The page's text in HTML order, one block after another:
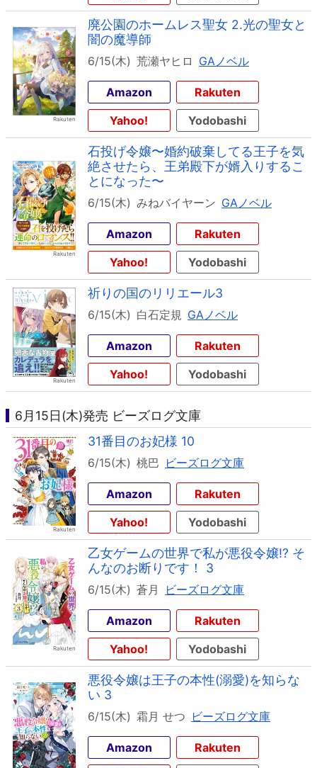
廃公園のホームレス聖女 2.光の聖女と
闇の魔導師
6/15(木) 荒瀬ヤヒロ GAノベル
Amazon
Rakuten
Yahoo!
Yodobashi
石投げ令嬢〜婚約破棄してる王子を気
絶させたら、王弟殿下が婿入りするこ
とになった〜
6/15(木) みねバイヤーン GAノベル
Amazon
Rakuten
Yahoo!
Yodobashi
祈りの国のリリエール3
6/15(木) 白石定規 GAノベル
Amazon
Rakuten
Yahoo!
Yodobashi
6月15日(木)発売 ビーズログ文庫
31番目のお妃様 10
6/15(木) 桃巴 ビーズログ文庫
Amazon
Rakuten
Yahoo!
Yodobashi
乙女ゲームの世界で私が悪役令嬢!? そ
んなのお断りです！ 3
6/15(木) 蒼月 ビーズログ文庫
Amazon
Rakuten
Yahoo!
Yodobashi
悪役令嬢は王子の本性(溺愛)を知らな
い 3
6/15(木) 霜月 せつ ビーズログ文庫
Amazon
Rakuten